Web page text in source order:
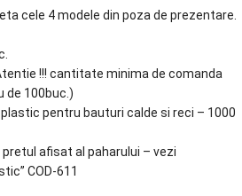
cele 4 modele din poza de prezentare.
!!! cantitate minima de comanda
de 100buc.)
pentru bauturi calde si reci – 1000
afisat al paharului – vezi
COD-611